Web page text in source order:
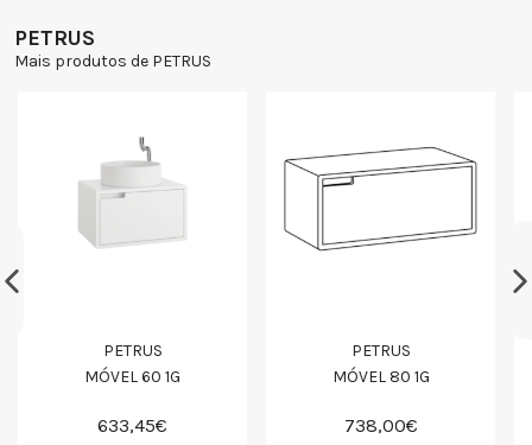
PETRUS
Mais produtos de PETRUS
PETRUS
MÓVEL 60 1G
633,45€
PETRUS
MÓVEL 80 1G
738,00€